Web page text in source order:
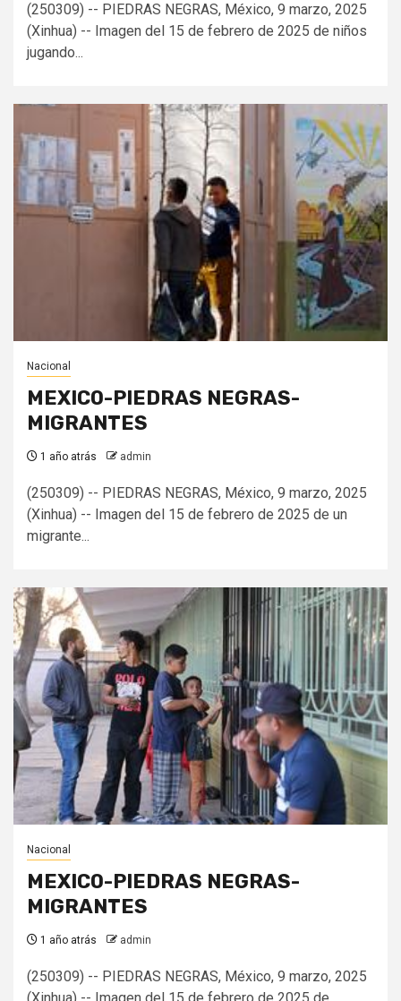
(250309) -- PIEDRAS NEGRAS, México, 9 marzo, 2025
(Xinhua) -- Imagen del 15 de febrero de 2025 de niños
jugando...
Nacional
MEXICO-PIEDRAS NEGRAS-
MIGRANTES
1 año atrás admin
(250309) -- PIEDRAS NEGRAS, México, 9 marzo, 2025
(Xinhua) -- Imagen del 15 de febrero de 2025 de un
migrante...
Nacional
MEXICO-PIEDRAS NEGRAS-
MIGRANTES
1 año atrás admin
(250309) -- PIEDRAS NEGRAS, México, 9 marzo, 2025